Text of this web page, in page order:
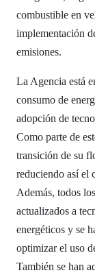
combustible en
implementación
emisiones.
La Agencia está
consumo de
adopción de
Como parte de
transición de su
reduciendo así el
Además, todos
actualizados a
energéticos y se
optimizar el uso
También se han